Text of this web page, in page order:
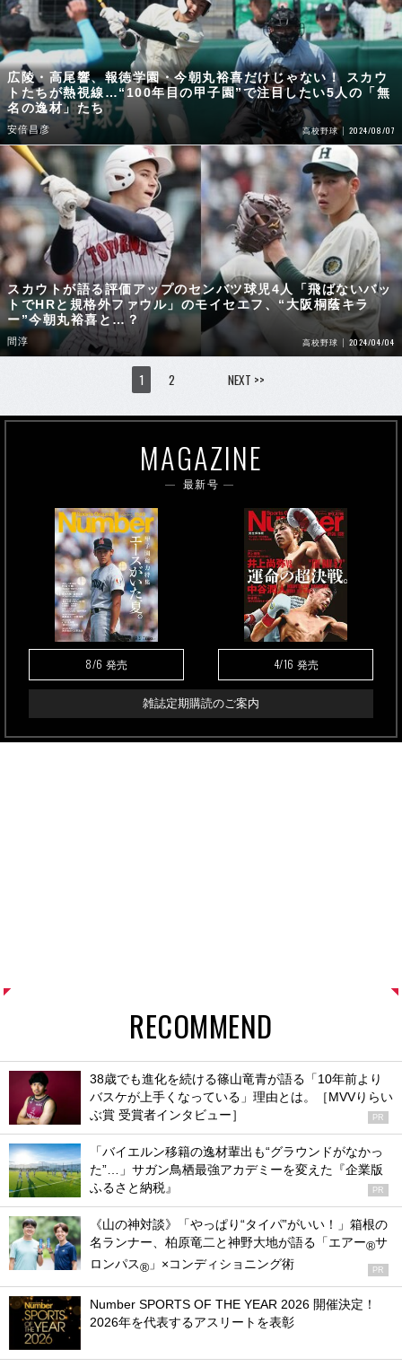
広陵・高尾響、報徳学園・今朝丸裕喜だけじゃない！ スカウ
トたちが熱視線…“100年目の甲子園”で注目したい5人の「無
名の逸材」たち
安倍昌彦 高校野球 2024/08/07
スカウトが語る評価アップのセンバツ球児4人「飛ばないバッ
トでHRと規格外ファウル」のモイセエフ、“大阪桐蔭キラ
ー”今朝丸裕喜と…？
間淳 高校野球 2024/04/04
1 2 NEXT >>
MAGAZINE
最新号
8/6 発売 4/16 発売
雑誌定期購読のご案内
RECOMMEND
38歳でも進化を続ける篠山竜青が語る「10年前より
バスケが上手くなっている」理由とは。［MVVりらい
ぶ賞 受賞者インタビュー］
PR
「バイエルン移籍の逸材輩出も“グラウンドがなかっ
た”…」サガン鳥栖最強アカデミーを変えた『企業版
ふるさと納税』
PR
《山の神対談》「やっぱり“タイパ”がいい！」箱根の
名ランナー、柏原竜二と神野大地が語る「エアー®サ
ロンパス® 」×コンディショニング術 PR
Number SPORTS OF THE YEAR 2026 開催決定！
2026年を代表するアスリートを表彰